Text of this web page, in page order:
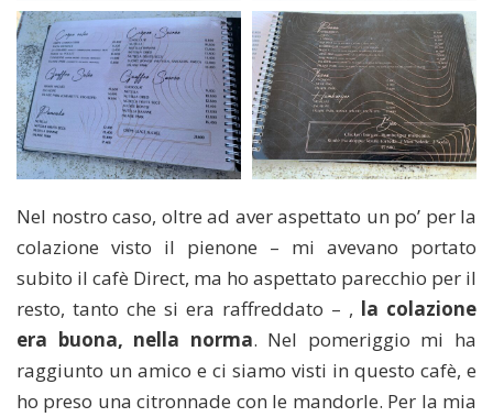
Nel nostro caso, oltre ad aver aspettato un po’ per la
colazione visto il pienone – mi avevano portato
subito il cafè Direct, ma ho aspettato parecchio per il
resto, tanto che si era raffreddato – , la colazione
era buona, nella norma. Nel pomeriggio mi ha
raggiunto un amico e ci siamo visti in questo cafè, e
ho preso una citronnade con le mandorle. Per la mia